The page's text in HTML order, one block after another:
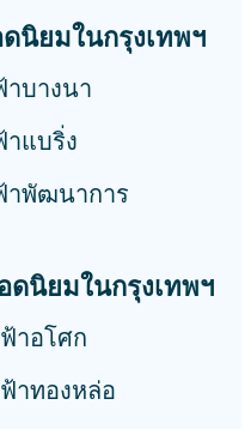
นิยมในกรุงเทพฯ
าบางนา
าแบริ่ง
าพัฒนาการ
นิยมในกรุงเทพฯ
าอโศก
าทองหล่อ